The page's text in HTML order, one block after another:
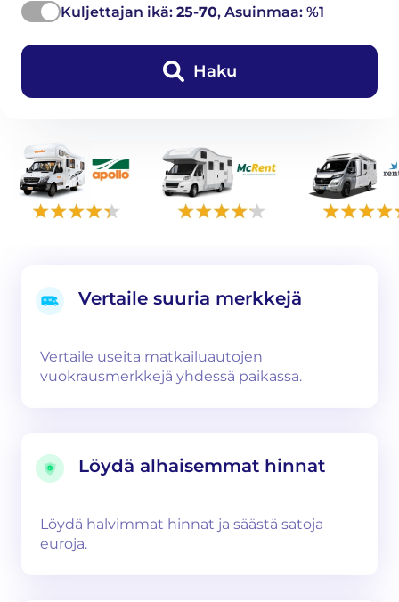
Kuljettajan ikä: 25-70, Asuinmaa: %1
Haku
Vertaile suuria merkkejä
Vertaile useita matkailuautojen
vuokrausmerkkejä yhdessä paikassa.
Löydä alhaisemmat hinnat
Löydä halvimmat hinnat ja säästä satoja
euroja.